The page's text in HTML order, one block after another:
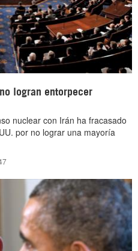
logran entorpecer
nuclear con Irán ha fracasado
por no lograr una mayoría